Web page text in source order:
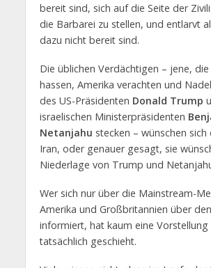
bereit sind, sich auf die Seite der
die Barbarei zu stellen, und entlarvt
dazu nicht bereit sind.
Die üblichen Verdächtigen – jene, die
hassen, Amerika verachten und
des US-Präsidenten Donald Trump
israelischen Ministerpräsidenten
Netanjahu stecken – wünschen sich
Iran, oder genauer gesagt, sie
Niederlage von Trump und
Wer sich nur über die Mainstream-
Amerika und Großbritannien über
informiert, hat kaum eine Vorstellung
tatsächlich geschieht.